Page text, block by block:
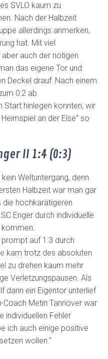
SVLO kaum zu
Nach der Halbzeit
allerdings anmerken,
hat. Mit viel
auch der nötigen
das eigene Tor und
Deckel drauf: Nach einem
0:2 ab.
Start hinlegen konnten, wir
an der Else“ so
II 1:4 (0:3)
Weltuntergang, denn
Halbzeit war man gar
die hochkarätigeren
Enger durch individuelle
kommen.
auf 1:3 durch
kam trotz des absoluten
zu drehen kaum mehr
Verletzungspausen. Als
dann ein Eigentor unterlief
Metin Tanriöver war
individuellen Fehler
ich auch einige positive
wollen.“